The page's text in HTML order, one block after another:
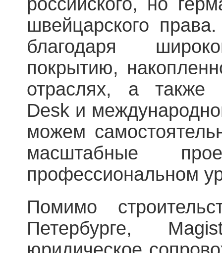
швейцарского
благодаря
покрытию,
отраслях, а также
Desk и
можем
масштабные
профессиональном
Помимо
Петербурге,